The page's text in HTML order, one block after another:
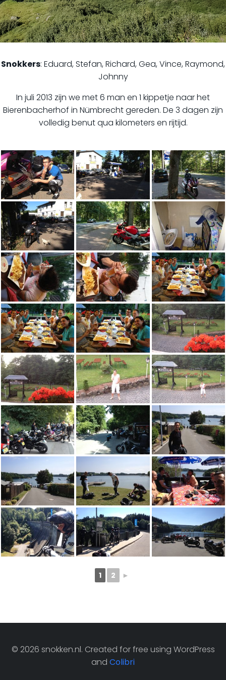
Snokkers: Eduard, Stefan, Richard, Gea, Vince, Raymond,
Johnny
In juli 2013 zijn we met 6 man en 1 kippetje naar het
Bierenbacherhof in Nümbrecht gereden. De 3 dagen zijn
volledig benut qua kilometers en rijtijd.
1 2 ►
© 2026 snokken.nl. Created for free using WordPress
and Colibri